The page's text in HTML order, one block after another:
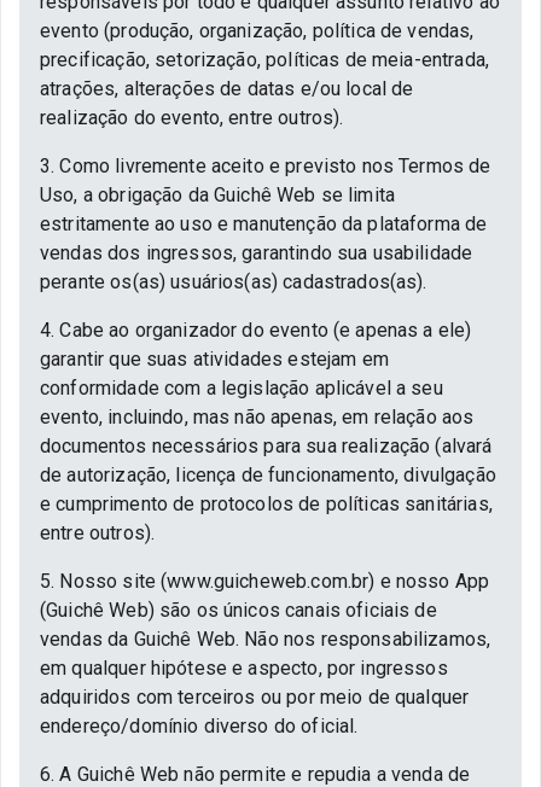
evento (produção, organização, política de vendas,
precificação, setorização, políticas de meia-entrada,
atrações, alterações de datas e/ou local de
realização do evento, entre outros).
3. Como livremente aceito e previsto nos Termos de
Uso, a obrigação da Guichê Web se limita
estritamente ao uso e manutenção da plataforma de
vendas dos ingressos, garantindo sua usabilidade
perante os(as) usuários(as) cadastrados(as).
4. Cabe ao organizador do evento (e apenas a ele)
garantir que suas atividades estejam em
conformidade com a legislação aplicável a seu
evento, incluindo, mas não apenas, em relação aos
documentos necessários para sua realização (alvará
de autorização, licença de funcionamento, divulgação
e cumprimento de protocolos de políticas sanitárias,
entre outros).
5. Nosso site (www.guicheweb.com.br) e nosso App
(Guichê Web) são os únicos canais oficiais de
vendas da Guichê Web. Não nos responsabilizamos,
em qualquer hipótese e aspecto, por ingressos
adquiridos com terceiros ou por meio de qualquer
endereço/domínio diverso do oficial.
6. A Guichê Web não permite e repudia a venda de